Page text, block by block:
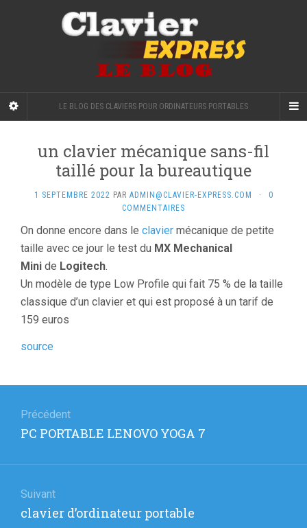
LE BLOG DES CLAVIERS POUR ORDINATEURS PORTABLES
un clavier mécanique sans-fil
taillé pour la bureautique
1 SEPTEMBRE 2022 PAR ADMIN@CLAVIER-EXPRESS.COM ·
0
COMMENTAIRES
On donne encore dans le clavier mécanique de petite
taille avec ce jour le test du MX Mechanical
Mini de Logitech.
Un modèle de type Low Profile qui fait 75 % de la taille
classique d’un clavier et qui est proposé à un tarif de
159 euros
source
de
l’article
Précédent
Article
PC PORTABLE LENOVO YOGA 7
Suivant
Article
clavier d’ordinateur portable